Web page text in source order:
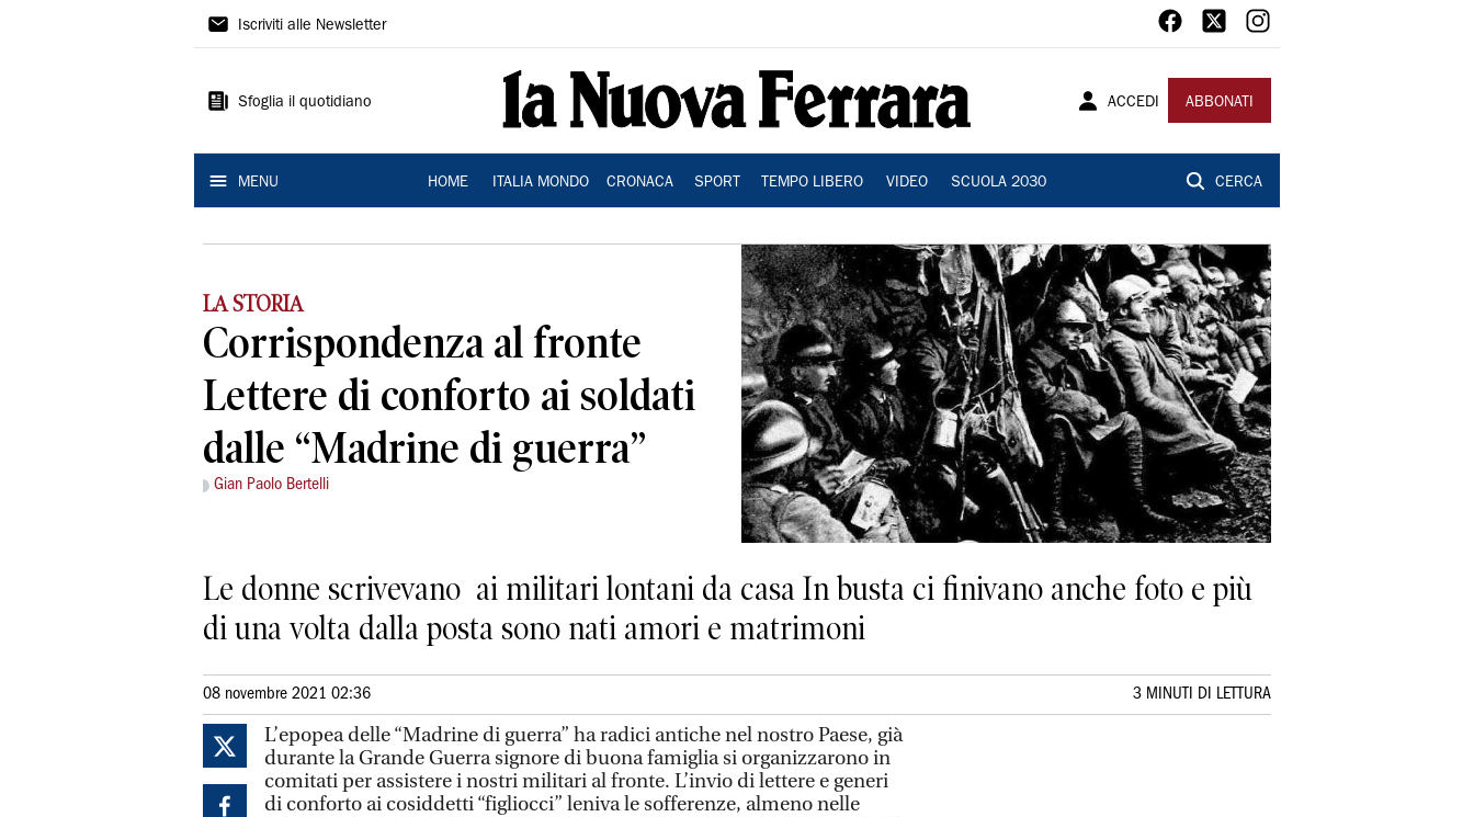
La
Ferrara
Iscriviti alle Newsletter
Sfoglia il quotidiano ACCEDI ABBONATI
MENU HOME ITALIA MONDO CRONACA SPORT TEMPO LIBERO VIDEO SCUOLA 2030 CERCA
LA STORIA
Corrispondenza al fronte
Lettere di conforto ai soldati
dalle “Madrine di guerra”
Gian Paolo Bertelli
Le donne scrivevano ai militari lontani da casa In busta ci finivano anche foto e più
di una volta dalla posta sono nati amori e matrimoni
08 novembre 2021 02:36 3 MINUTI DI LETTURA
L’epopea delle “Madrine di guerra” ha radici antiche nel nostro Paese, già
durante la Grande Guerra signore di buona famiglia si organizzarono in
comitati per assistere i nostri militari al fronte. L’invio di lettere e generi
di conforto ai cosiddetti “figliocci” leniva le sofferenze, almeno nelle